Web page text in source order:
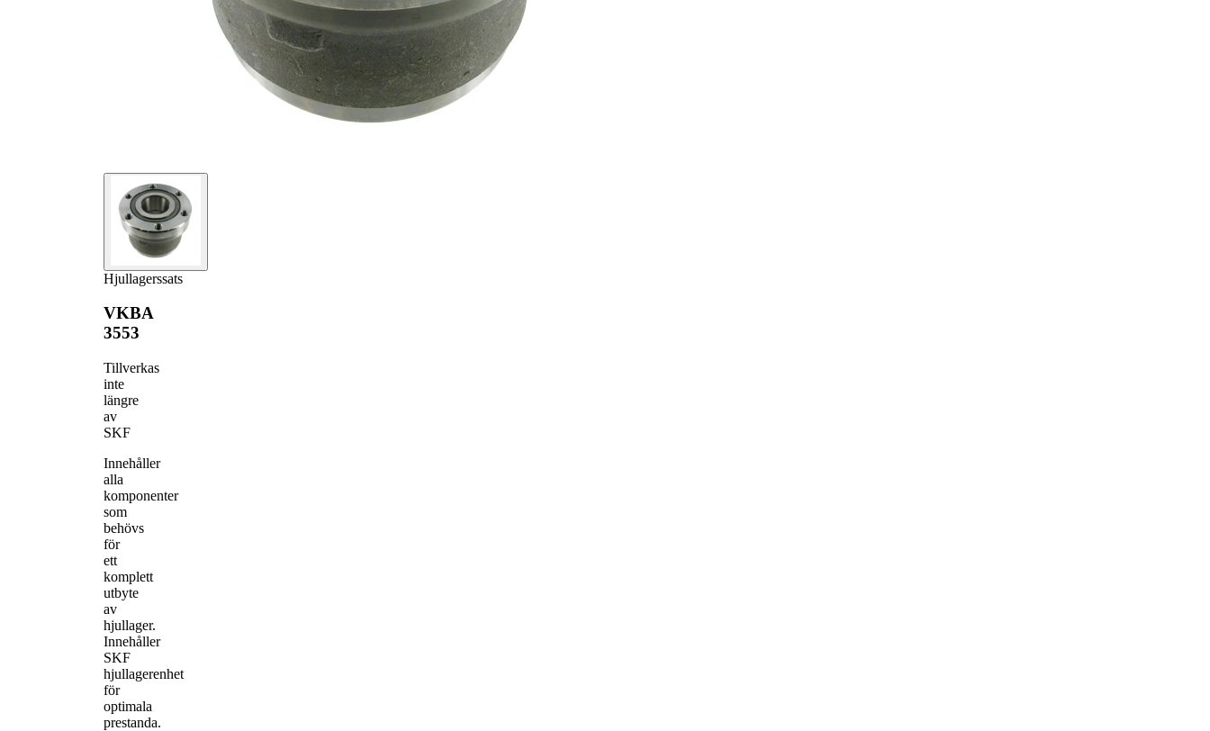
Hjullagerssats
VKBA
3553
Tillverkas
inte
längre
av
SKF
Innehåller
alla
komponenter
som
behövs
för
ett
komplett
utbyte
av
hjullager.
Innehåller
SKF
hjullagerenhet
för
optimala
prestanda.